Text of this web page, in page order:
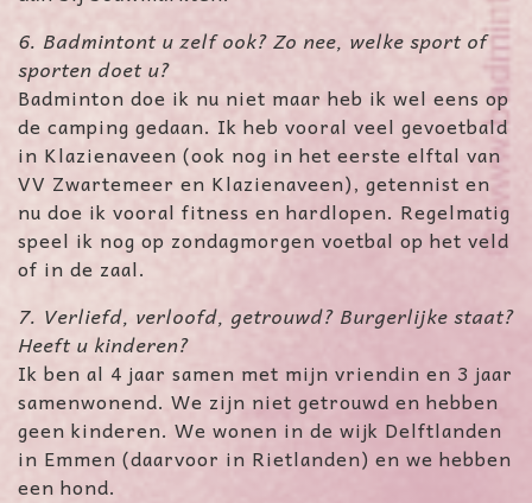
6. Badmintont u zelf ook? Zo nee, welke sport of
sporten doet u?
Badminton doe ik nu niet maar heb ik wel eens op
de camping gedaan. Ik heb vooral veel gevoetbald
in Klazienaveen (ook nog in het eerste elftal van
VV Zwartemeer en Klazienaveen), getennist en
nu doe ik vooral fitness en hardlopen. Regelmatig
speel ik nog op zondagmorgen voetbal op het veld
of in de zaal.
7. Verliefd, verloofd, getrouwd? Burgerlijke staat?
Heeft u kinderen?
Ik ben al 4 jaar samen met mijn vriendin en 3 jaar
samenwonend. We zijn niet getrouwd en hebben
geen kinderen. We wonen in de wijk Delftlanden
in Emmen (daarvoor in Rietlanden) en we hebben
een hond.